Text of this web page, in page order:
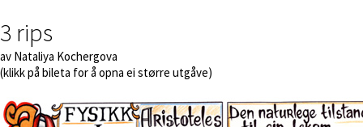
3 rips
av Nataliya Kochergova
(klikk på bileta for å opna ei større utgåve)